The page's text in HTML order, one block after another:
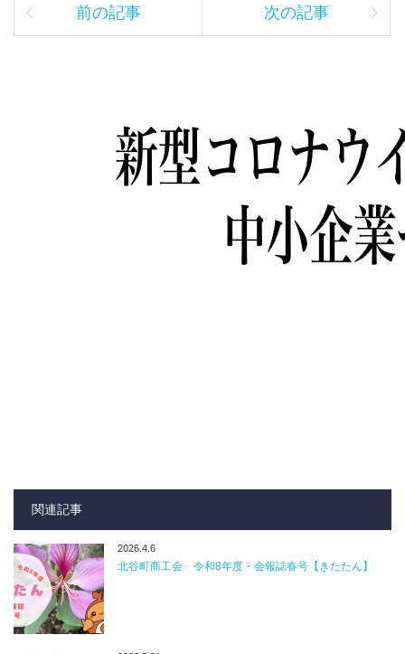
前の記事 次の記事
関連記事
2026.4.6
北谷町商工会 令和8年度・会報誌春号【きたたん】